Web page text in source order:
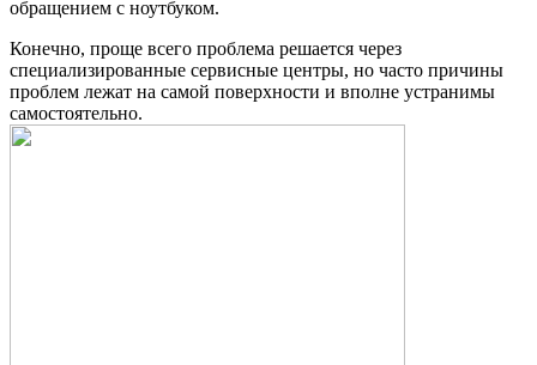
обращением с ноутбуком.
Конечно, проще всего проблема решается через
специализированные сервисные центры, но часто причины
проблем лежат на самой поверхности и вполне устранимы
самостоятельно.